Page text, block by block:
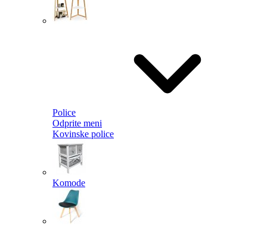
Police
Odprite meni
Kovinske police
Komode